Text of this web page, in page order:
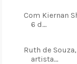
Com Kiernan
6 d...
Ruth de
artista...